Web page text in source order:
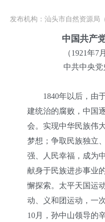
发布机构： 汕头市自然资源局
中国共产
（1921年7
中共中央
1840年以后，由于
建统治的腐败，中国
会。实现中华民族伟
梦想；争取民族独立
强、人民幸福，成为
献身于民族进步事业
懈探索。太平天国运
动、义和团运动，一
10月，孙中山领导的